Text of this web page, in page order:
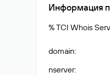
Информация
% TCI Whois
domain:
nserver: